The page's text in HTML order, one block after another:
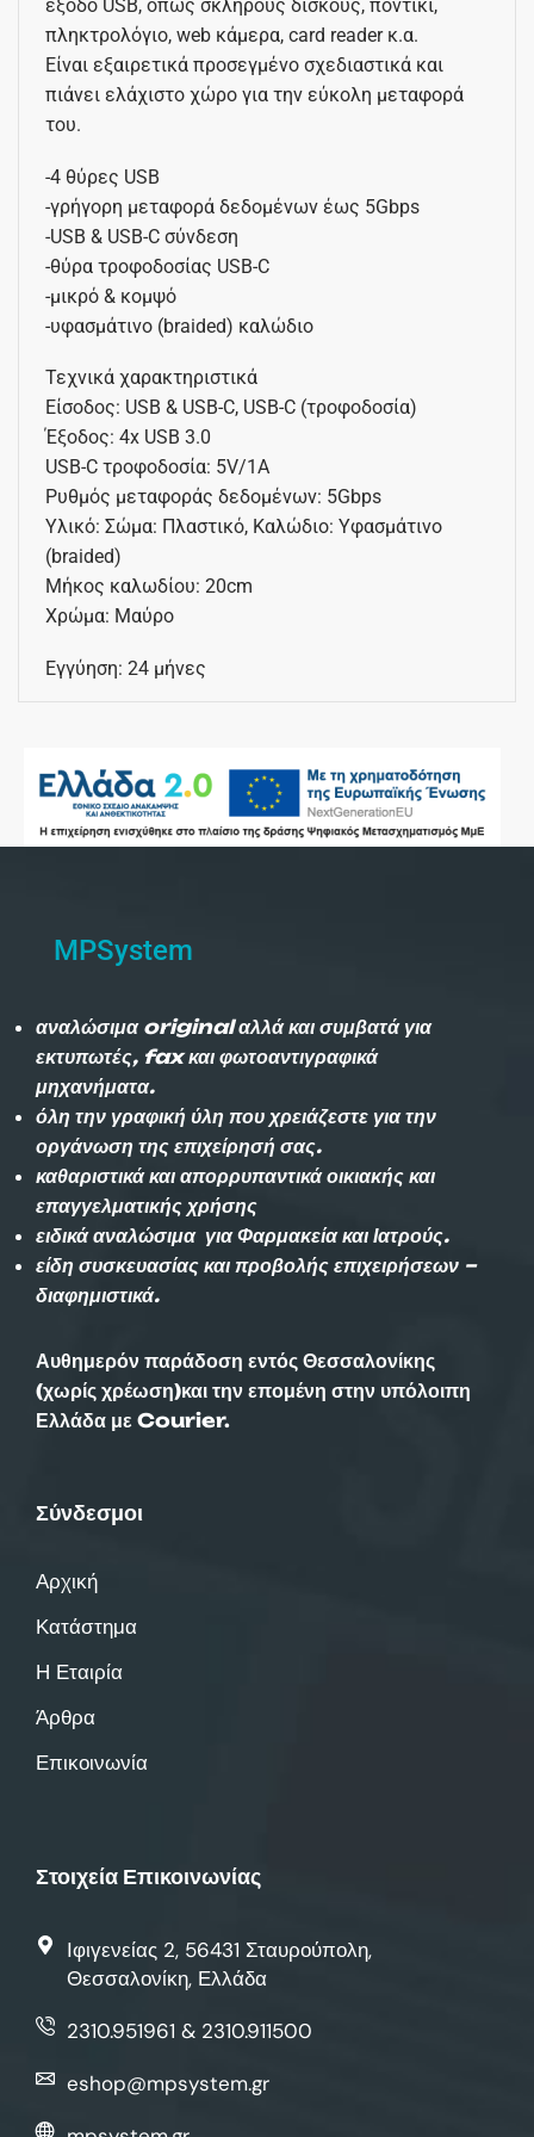
έξοδο USB, όπως σκληρούς δίσκους, ποντίκι,
πληκτρολόγιο, web κάμερα, card reader κ.α.
Είναι εξαιρετικά προσεγμένο σχεδιαστικά και
πιάνει ελάχιστο χώρο για την εύκολη μεταφορά
του.
-4 θύρες USB
-γρήγορη μεταφορά δεδομένων έως 5Gbps
-USB & USB-C σύνδεση
-θύρα τροφοδοσίας USB-C
-μικρό & κομψό
-υφασμάτινο (braided) καλώδιο
Τεχνικά χαρακτηριστικά
Είσοδος: USB & USB-C, USB-C (τροφοδοσία)
Έξοδος: 4x USB 3.0
USB-C τροφοδοσία: 5V/1A
Ρυθμός μεταφοράς δεδομένων: 5Gbps
Υλικό: Σώμα: Πλαστικό, Καλώδιο: Υφασμάτινο
(braided)
Μήκος καλωδίου: 20cm
Χρώμα: Μαύρο
Εγγύηση: 24 μήνες
MPSystem
αναλώσιμα original αλλά και συμβατά για
εκτυπωτές, fax και φωτοαντιγραφικά
μηχανήματα.
όλη την γραφική ύλη που χρειάζεστε για την
οργάνωση της επιχείρησή σας.
καθαριστικά και απορρυπαντικά οικιακής και
επαγγελματικής χρήσης
ειδικά αναλώσιμα για Φαρμακεία και Ιατρούς.
είδη συσκευασίας και προβολής επιχειρήσεων –
διαφημιστικά.
Αυθημερόν παράδοση εντός Θεσσαλονίκης
(χωρίς χρέωση)και την επομένη στην υπόλοιπη
Ελλάδα με Courier.
Σύνδεσμοι
Αρχική
Κατάστημα
Η Εταιρία
Άρθρα
Επικοινωνία
Στοιχεία Επικοινωνίας
Ιφιγενείας 2, 56431 Σταυρούπολη,
Θεσσαλονίκη, Ελλάδα
2310.951961 & 2310.911500
eshop@mpsystem.gr